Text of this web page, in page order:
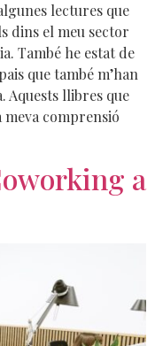
lectures que
dins el meu sector
També he estat de
que també m’han
Aquests llibres que
comprensió
a